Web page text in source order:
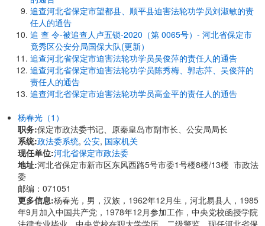
追查河北省保定市望都县、顺平县迫害法轮功学员刘淑敏的责
任人的通告
追 查 令-被追查人卢五锁-2020（第 0065号）- 河北省保定市
竟秀区公安分局国保大队(更新）
追查河北省保定市迫害法轮功学员吴俊萍的责任人的通告
追查河北省保定市迫害法轮功学员陈秀梅、郭志萍、吴俊萍的
责任人的通告
追查河北省保定市迫害法轮功学员高金平的责任人的通告
杨春光（1）
职务:保定市政法委书记、原秦皇岛市副市长、公安局局长
系统:政法委系统, 公安, 国家机关
现任单位:河北省保定市政法委
地址:河北省保定市新市区东风西路5号市委1号楼8楼/13楼 市政法
委
邮编：071051
更多信息:杨春光，男，汉族，1962年12月生，河北易县人，1985
年9月加入中国共产党，1978年12月参加工作，中央党校函授学院
法律专业毕业，中央党校在职大学学历，二级警监。现任河北省保